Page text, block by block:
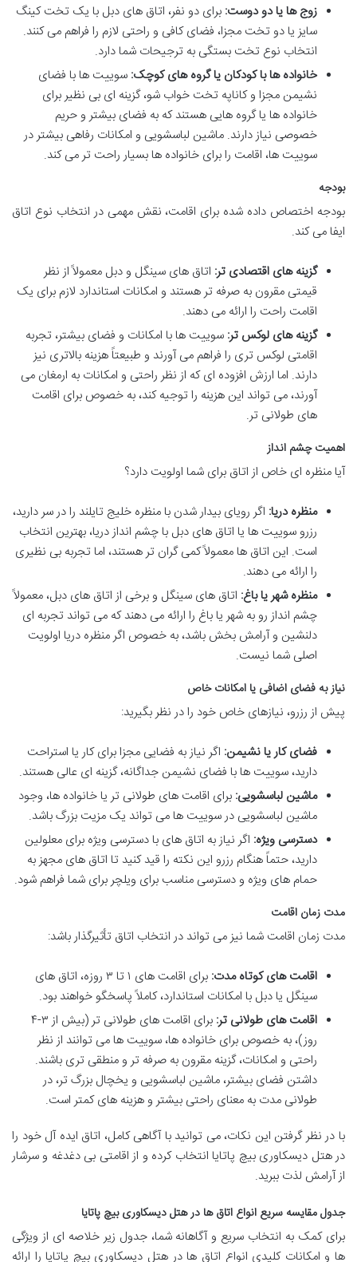
زوج ها یا دو دوست: برای دو نفر، اتاق های دبل با یک تخت کینگ
سایز یا دو تخت مجزا، فضای کافی و راحتی لازم را فراهم می کنند.
انتخاب نوع تخت بستگی به ترجیحات شما دارد.
خانواده ها با کودکان یا گروه های کوچک: سوییت ها با فضای
نشیمن مجزا و کاناپه تخت خواب شو، گزینه ای بی نظیر برای
خانواده ها یا گروه هایی هستند که به فضای بیشتر و حریم
خصوصی نیاز دارند. ماشین لباسشویی و امکانات رفاهی بیشتر در
سوییت ها، اقامت را برای خانواده ها بسیار راحت تر می کند.
بودجه
بودجه اختصاص داده شده برای اقامت، نقش مهمی در انتخاب نوع اتاق
ایفا می کند.
گزینه های اقتصادی تر: اتاق های سینگل و دبل معمولاً از نظر
قیمتی مقرون به صرفه تر هستند و امکانات استاندارد لازم برای یک
اقامت راحت را ارائه می دهند.
گزینه های لوکس تر: سوییت ها با امکانات و فضای بیشتر، تجربه
اقامتی لوکس تری را فراهم می آورند و طبیعتاً هزینه بالاتری نیز
دارند. اما ارزش افزوده ای که از نظر راحتی و امکانات به ارمغان می
آورند، می تواند این هزینه را توجیه کند، به خصوص برای اقامت
های طولانی تر.
اهمیت چشم انداز
آیا منظره ای خاص از اتاق برای شما اولویت دارد؟
منظره دریا: اگر رویای بیدار شدن با منظره خلیج تایلند را در سر دارید،
رزرو سوییت ها یا اتاق های دبل با چشم انداز دریا، بهترین انتخاب
است. این اتاق ها معمولاً کمی گران تر هستند، اما تجربه بی نظیری
را ارائه می دهند.
منظره شهر یا باغ: اتاق های سینگل و برخی از اتاق های دبل، معمولاً
چشم انداز رو به شهر یا باغ را ارائه می دهند که می تواند تجربه ای
دلنشین و آرامش بخش باشد، به خصوص اگر منظره دریا اولویت
اصلی شما نیست.
نیاز به فضای اضافی یا امکانات خاص
پیش از رزرو، نیازهای خاص خود را در نظر بگیرید:
فضای کار یا نشیمن: اگر نیاز به فضایی مجزا برای کار یا استراحت
دارید، سوییت ها با فضای نشیمن جداگانه، گزینه ای عالی هستند.
ماشین لباسشویی: برای اقامت های طولانی تر یا خانواده ها، وجود
ماشین لباسشویی در سوییت ها می تواند یک مزیت بزرگ باشد.
دسترسی ویژه: اگر نیاز به اتاق های با دسترسی ویژه برای معلولین
دارید، حتماً هنگام رزرو این نکته را قید کنید تا اتاق های مجهز به
حمام های ویژه و دسترسی مناسب برای ویلچر برای شما فراهم شود.
مدت زمان اقامت
مدت زمان اقامت شما نیز می تواند در انتخاب اتاق تأثیرگذار باشد:
اقامت های کوتاه مدت:
برای اقامت های ۱ تا ۳ روزه، اتاق های
سینگل یا دبل با امکانات استاندارد، کاملاً پاسخگو خواهند بود.
اقامت های طولانی تر:
برای اقامت های طولانی تر (بیش از ۳-۴
روز)، به خصوص برای خانواده ها، سوییت ها می توانند از نظر
راحتی و امکانات، گزینه مقرون به صرفه تر و منطقی تری باشند.
داشتن فضای بیشتر، ماشین لباسشویی و یخچال بزرگ تر، در
طولانی مدت به معنای راحتی بیشتر و هزینه های کمتر است.
با در نظر گرفتن این نکات، می توانید با آگاهی کامل، اتاق ایده آل خود را
در هتل دیسکاوری بیچ پاتایا انتخاب کرده و از اقامتی بی دغدغه و سرشار
از آرامش لذت ببرید.
جدول مقایسه سریع انواع اتاق ها در هتل دیسکاوری بیچ پاتایا
برای کمک به انتخاب سریع و آگاهانه شما، جدول زیر خلاصه ای از ویژگی
ها و امکانات کلیدی انواع اتاق ها در هتل دیسکاوری بیچ پاتایا را ارائه